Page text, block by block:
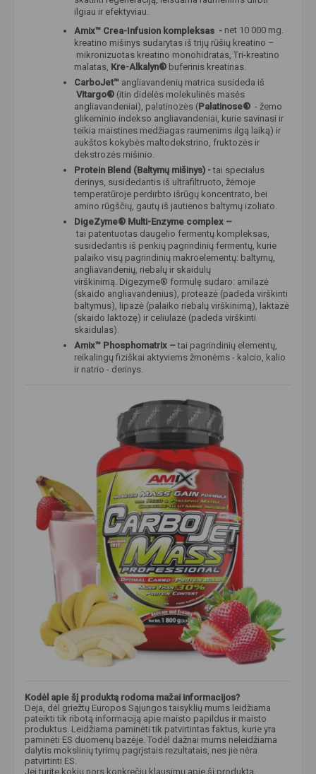
ilgiau ir efektyviau.
Amix™ Crea-Infusion kompleksas - net 10 000 mg.
kreatino mišinys sudarytas iš trijų rūšių kreatino –
mikronizuotas kreatino monohidratas, Tri-kreatino
malatas, Kre-Alkalyn® buferinis kreatinas.
CarboJet™ angliavandenių matrica susideda iš
Vitargo® (itin didelės molekulinės masės
angliavandeniai), palatinozės (Palatinose® - žemo
glikeminio indekso angliavandeniai, kurie savinasi ir
teikia maistines medžiagas raumenims ilgą laiką) ir
aukštos kokybės maltodekstrino, fruktozės ir
dekstrozės mišinio.
Protein Blend (Baltymų mišinys) -tai specialus
derinys, susidedantis iš ultrafiltruoto, žėmoje
temperatūroje perdirbto išrūgų koncentrato, bei
amino rūgščių, gautų iš jautienos baltymų izoliato.
DigeZyme® Multi-Enzyme complex –
tai patentuotas daugelio fermentų kompleksas,
susidedantis iš penkių pagrindinių fermentų, kurie
palaiko visų pagrindinių makroelementų: baltymų,
angliavandenių, riebalų ir skaidulų
virškinimą. Digezyme® formulę sudaro: amilazė
(skaido angliavandenius), proteazė (padeda virškinti
baltymus), lipazė (palaiko riebalų virškinimą), laktazė
(skaido laktozę) ir celiulazė (padeda virškinti
skaidulas).
Amix™ Phosphomatrix –tai pagrindinių elementų,
reikalingų fiziškai aktyviems žmonėms - kalcio, kalio
ir natrio - derinys.
Kodėl apie šį produktą rodoma mažai informacijos?
Deja, dėl griežtų Europos Sąjungos taisyklių mums leidžiama
pateikti tik ribotą informaciją apie maisto papildus ir maisto
produktus. Leidžiama paminėti tik patvirtintas faktus, kurie yra
paminėti ES duomenų bazėje. Todėl dažnai mums neleidžiama
dalytis mokslinių tyrimų pagrįstais rezultatais, nes jie nėra
patvirtinti ES.
Jei turite kokių nors konkrečių klausimų apie šį produktą,